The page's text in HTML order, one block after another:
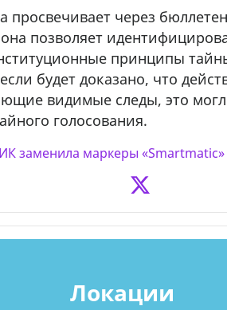
просвечивает через
позволяет
принципы
будет доказано, что
видимые следы, это
голосования.
заменила маркеры
Локации